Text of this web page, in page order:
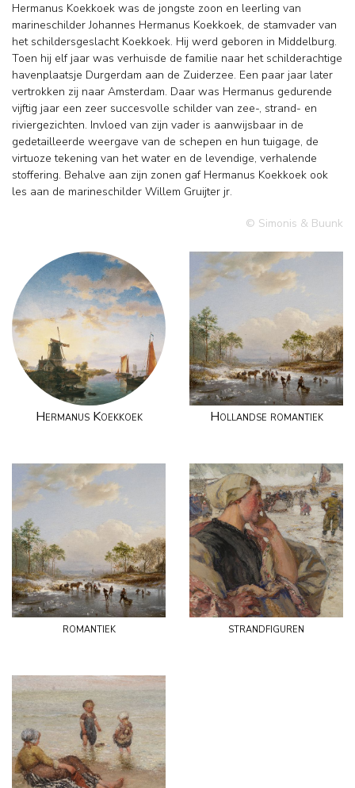
Hermanus Koekkoek was de jongste zoon en leerling van
marineschilder Johannes Hermanus Koekkoek, de stamvader van
het schildersgeslacht Koekkoek. Hij werd geboren in Middelburg.
Toen hij elf jaar was verhuisde de familie naar het schilderachtige
havenplaatsje Durgerdam aan de Zuiderzee. Een paar jaar later
vertrokken zij naar Amsterdam. Daar was Hermanus gedurende
vijftig jaar een zeer succesvolle schilder van zee-, strand- en
riviergezichten. Invloed van zijn vader is aanwijsbaar in de
gedetailleerde weergave van de schepen en hun tuigage, de
virtuoze tekening van het water en de levendige, verhalende
stoffering. Behalve aan zijn zonen gaf Hermanus Koekkoek ook
les aan de marineschilder Willem Gruijter jr.
© Simonis & Buunk
Hermanus Koekkoek Hollandse romantiek
romantiek strandfiguren